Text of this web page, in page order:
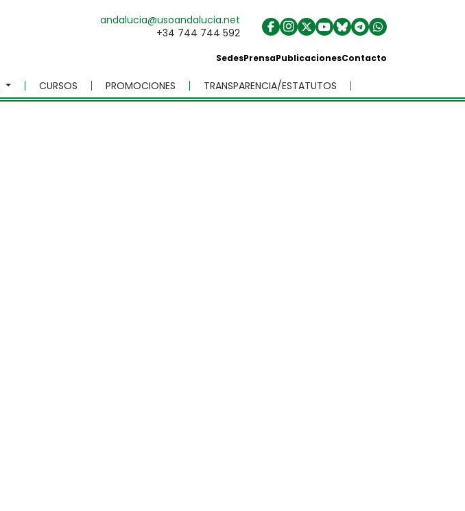
andalucia@usoandalucia.net
+34 744 744 592
SedesPrensaPublicacionesContacto
CURSOS PROMOCIONES TRANSPARENCIA/ESTATUTOS